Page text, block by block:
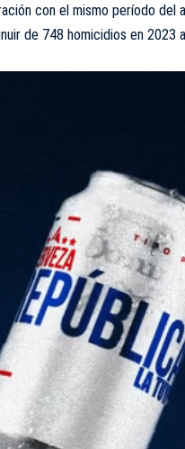
con el mismo período del
de 748 homicidios en 2023